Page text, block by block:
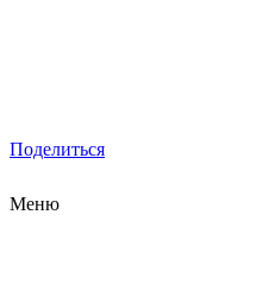
Поделиться
Меню